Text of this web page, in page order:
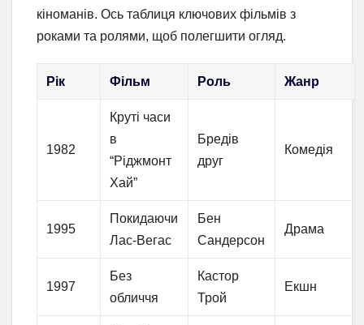
кіноманів. Ось таблиця ключових фільмів з
роками та ролями, щоб полегшити огляд.
Рік Фільм Роль Жанр
1982
Круті часи
в
“Ріджмонт
Хай”
Бредів
друг
Комедія
1995
Покидаючи
Лас-Вегас
Бен
Сандерсон
Драма
1997
Без
обличчя
Кастор
Трой
Екшн